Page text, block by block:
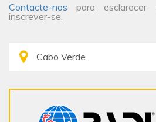
Contacte-nos para esclarecer
inscrever-se.